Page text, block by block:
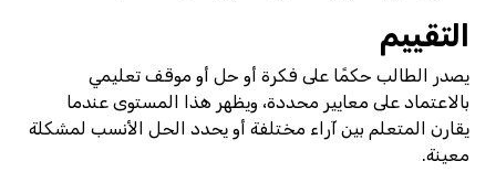
التقييم
يصدر الطالب حكمًا على فكرة أو حل أو موقف تعليمي
بالاعتماد على معايير محددة، ويظهر هذا المستوى عندما
يقارن المتعلم بين آراء مختلفة أو يحدد الحل الأنسب لمشكلة
معينة.